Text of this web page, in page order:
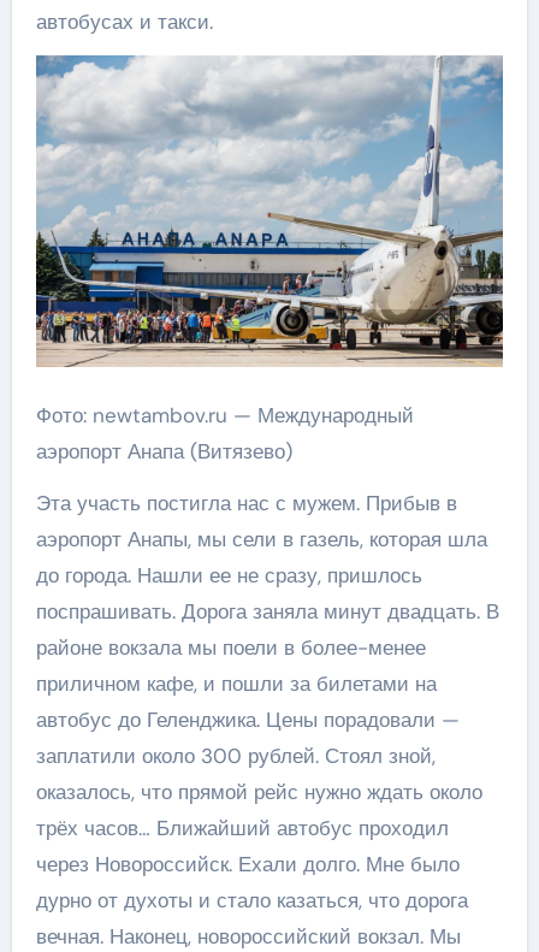
автобусах и такси.
Фото: newtambov.ru — Международный
аэропорт Анапа (Витязево)
Эта участь постигла нас с мужем. Прибыв в
аэропорт Анапы, мы сели в газель, которая шла
до города. Нашли ее не сразу, пришлось
поспрашивать. Дорога заняла минут двадцать. В
районе вокзала мы поели в более-менее
приличном кафе, и пошли за билетами на
автобус до Геленджика. Цены порадовали —
заплатили около 300 рублей. Стоял зной,
оказалось, что прямой рейс нужно ждать около
трёх часов… Ближайший автобус проходил
через Новороссийск. Ехали долго. Мне было
дурно от духоты и стало казаться, что дорога
вечная. Наконец, новороссийский вокзал. Мы